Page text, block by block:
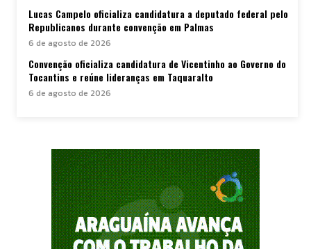
Lucas Campelo oficializa candidatura a deputado federal pelo
Republicanos durante convenção em Palmas
6 de agosto de 2026
Convenção oficializa candidatura de Vicentinho ao Governo do
Tocantins e reúne lideranças em Taquaralto
6 de agosto de 2026